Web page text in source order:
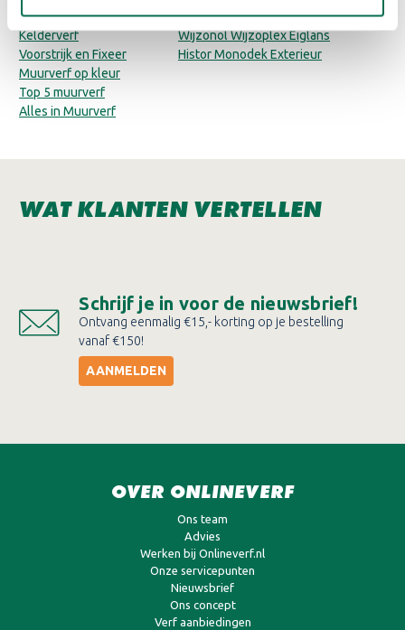
Slaapkamerverf
Wijzonol Muurverf Buiten
Kelderverf
Wijzonol Wijzoplex Eiglans
Voorstrijk en Fixeer
Histor Monodek Exterieur
Muurverf op kleur
Top 5 muurverf
Alles in Muurverf
WAT KLANTEN VERTELLEN
Schrijf je in voor de nieuwsbrief!
Ontvang eenmalig €15,- korting op je bestelling
vanaf €150!
AANMELDEN
OVER ONLINEVERF
Ons team
Advies
Werken bij Onlineverf.nl
Onze servicepunten
Nieuwsbrief
Ons concept
Verf aanbiedingen